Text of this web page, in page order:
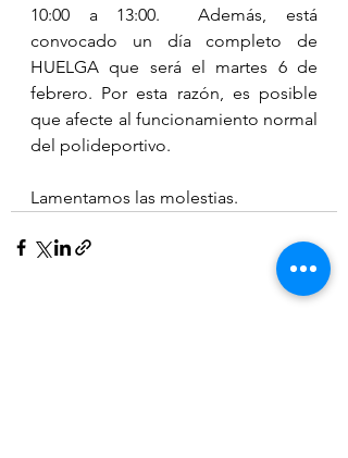
10:00 a 13:00.  Además, está
convocado un día completo de
HUELGA que será el martes 6 de
febrero. Por esta razón, es posible
que afecte al funcionamiento normal
del polideportivo.
Lamentamos las molestias.